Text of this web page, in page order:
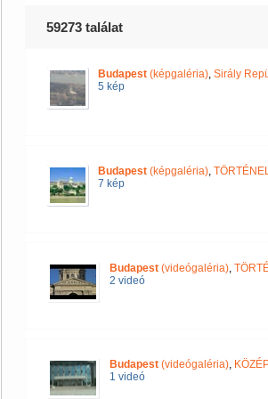
59273 találat
Budapest (képgaléria), Sirály
5 kép
Budapest (képgaléria),
7 kép
Budapest (videógaléria),
2 videó
Budapest (videógaléria),
1 videó